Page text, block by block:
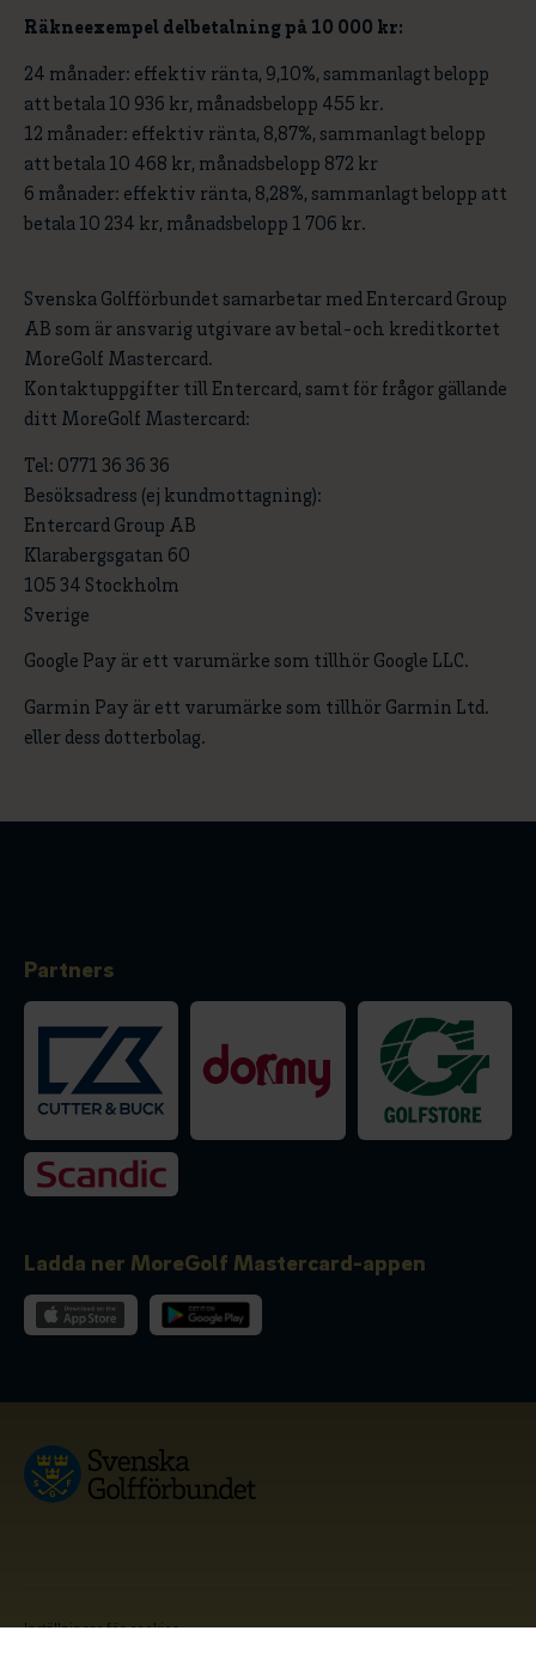
Räkneexempel delbetalning på 10 000 kr:
24 månader: effektiv ränta, 9,10%, sammanlagt belopp
att betala 10 936 kr, månadsbelopp 455 kr.
12 månader: effektiv ränta, 8,87%, sammanlagt belopp
att betala 10 468 kr, månadsbelopp 872 kr
6 månader: effektiv ränta, 8,28%, sammanlagt belopp att
betala 10 234 kr, månadsbelopp 1 706 kr.
Svenska Golfförbundet samarbetar med Entercard Group
AB som är ansvarig utgivare av betal-och kreditkortet
MoreGolf Mastercard.
Kontaktuppgifter till Entercard, samt för frågor gällande
ditt MoreGolf Mastercard:
Tel: 0771 36 36 36
Besöksadress (ej kundmottagning):
Entercard Group AB
Klarabergsgatan 60
105 34 Stockholm
Sverige
Google Pay är ett varumärke som tillhör Google LLC.
Garmin Pay är ett varumärke som tillhör Garmin Ltd.
eller dess dotterbolag.
Partners
Ladda ner MoreGolf Mastercard-appen
Inställningar för cookies